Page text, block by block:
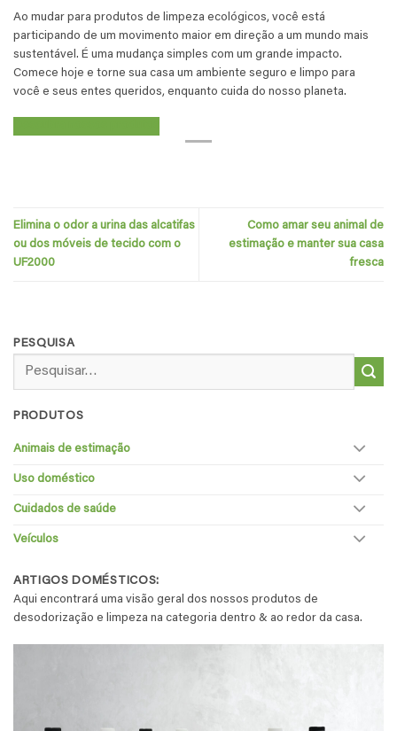
Ao mudar para produtos de limpeza ecológicos, você está
participando de um movimento maior em direção a um mundo mais
sustentável. É uma mudança simples com um grande impacto.
Comece hoje e torne sua casa um ambiente seguro e limpo para
você e seus entes queridos, enquanto cuida do nosso planeta.
Elimina o odor a urina das alcatifas
ou dos móveis de tecido com o
UF2000
Como amar seu animal de
estimação e manter sua casa
fresca
PESQUISA
por:
PRODUTOS
Animais de estimação
Uso doméstico
Cuidados de saúde
Veículos
ARTIGOS DOMÉSTICOS:
Aqui encontrará uma visão geral dos nossos produtos de
desodorização e limpeza na categoria dentro & ao redor da casa.